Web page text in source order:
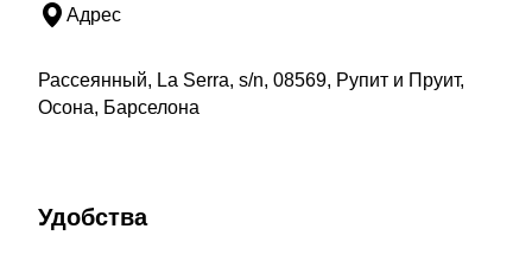
Адрес
Рассеянный, La Serra, s/n, 08569, Рупит и Пруит,
Осона, Барселона
Удобства